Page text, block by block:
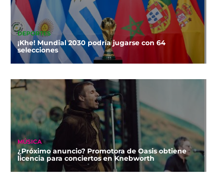
DEPORTES
¡Khe! Mundial 2030 podría jugarse con 64
selecciones
MÚSICA
¿Próximo anuncio? Promotora de Oasis obtiene
licencia para conciertos en Knebworth